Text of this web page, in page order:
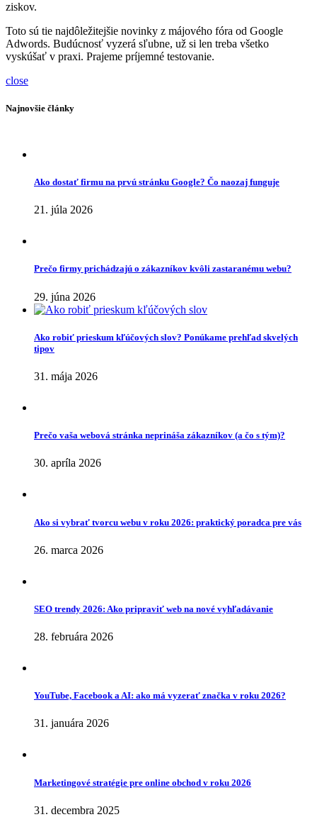
ziskov.
Toto sú tie najdôležitejšie novinky z májového fóra od Google
Adwords. Budúcnosť vyzerá sľubne, už si len treba všetko
vyskúšať v praxi. Prajeme príjemné testovanie.
close
Najnovšie články
Ako dostať firmu na prvú stránku Google? Čo naozaj funguje
21. júla 2026
Prečo firmy prichádzajú o zákazníkov kvôli zastaranému webu?
29. júna 2026
Ako robiť prieskum kľúčových slov? Ponúkame prehľad skvelých
tipov
31. mája 2026
Prečo vaša webová stránka neprináša zákazníkov (a čo s tým)?
30. apríla 2026
Ako si vybrať tvorcu webu v roku 2026: praktický poradca pre vás
26. marca 2026
SEO trendy 2026: Ako pripraviť web na nové vyhľadávanie
28. februára 2026
YouTube, Facebook a AI: ako má vyzerať značka v roku 2026?
31. januára 2026
Marketingové stratégie pre online obchod v roku 2026
31. decembra 2025